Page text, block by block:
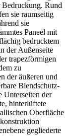
Bedruckung. Rund
sie raumseitig
sie
Paneel mit
bedrucktem
der Außenseite
trapezförmigen
zu
der äußeren und
Blendschutz-
Unterseiten der
hinterlüftete
Oberfläche
gegliederte